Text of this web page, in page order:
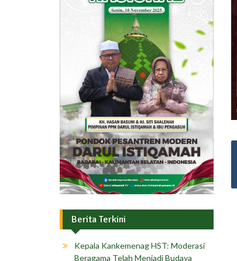
Berita Terkini
Kepala Kankemenag HST: Moderasi
Beragama Telah Menjadi Budaya